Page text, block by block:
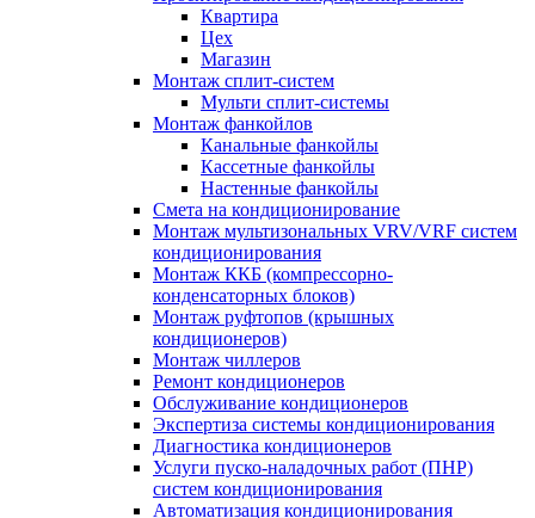
Квартира
Цех
Магазин
Монтаж сплит-систем
Мульти сплит-системы
Монтаж фанкойлов
Канальные фанкойлы
Кассетные фанкойлы
Настенные фанкойлы
Смета на кондиционирование
Монтаж мультизональных VRV/VRF систем
кондиционирования
Монтаж ККБ (компрессорно-
конденсаторных блоков)
Монтаж руфтопов (крышных
кондиционеров)
Монтаж чиллеров
Ремонт кондиционеров
Обслуживание кондиционеров
Экспертиза системы кондиционирования
Диагностика кондиционеров
Услуги пуско-наладочных работ (ПНР)
систем кондиционирования
Автоматизация кондиционирования